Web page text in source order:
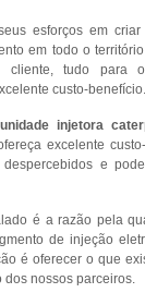
esforços em
em todo o
cliente, tudo para
custo-benefício.
unidade injetora
excelente
e
é a razão pela
de injeção
é oferecer o que
nossos parceiros.